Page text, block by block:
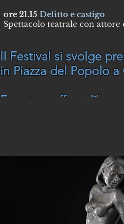
ore 21.15 Delitto e castigo
Spettacolo teatrale con
Il Festival si svolge
in Piazza del Popolo a
Entrata a offerta libera.